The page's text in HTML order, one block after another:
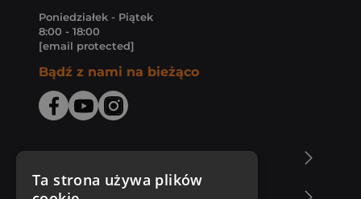
Poniedziałek - Piątek
8:00 - 18:00
[email protected]
Bądź z nami na bieżąco
Ta strona używa plików